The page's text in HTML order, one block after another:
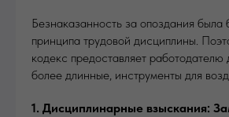
Безнаказанность за опоздания
принципа трудовой дисциплины.
кодекс предоставляет работодателю
более длинные, инструменты для
1. Дисциплинарные взыскания: